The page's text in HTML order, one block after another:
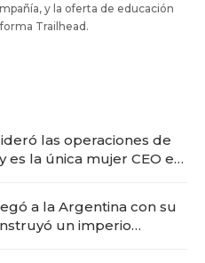
y la oferta de educación
Trailhead.
las operaciones de
es la única mujer CEO en
a la Argentina con su
un imperio